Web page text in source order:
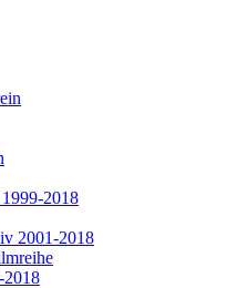
2018
2001-2018